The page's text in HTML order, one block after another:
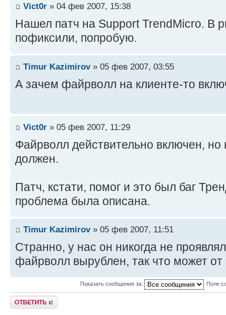
Vict0r » 04 фев 2007, 15:38
Нашел патч на Support TrendMicro. В
пофиксили, попробую.
Timur Kazimirov» 05 фев 2007, 03:55
А зачем файрволл на клиенте-то
Vict0r » 05 фев 2007, 11:29
Файрволл действительно включен, но
должен.
Патч, кстати, помог и это был баг
проблема была описана.
Timur Kazimirov» 05 фев 2007, 11:51
Странно, у нас он никогда не
файрволл вырублен, так что может от
Показать сообщения за: Поле
Ответить